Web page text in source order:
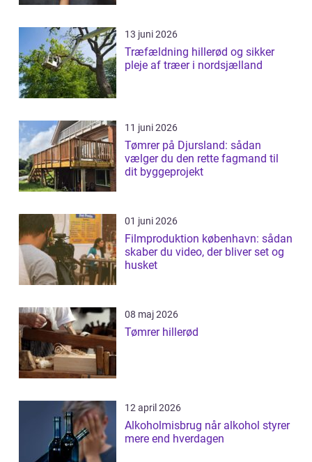
13 juni 2026
Træfældning hillerød og sikker
pleje af træer i nordsjælland
11 juni 2026
Tømrer på Djursland: sådan
vælger du den rette fagmand til
dit byggeprojekt
01 juni 2026
Filmproduktion københavn: sådan
skaber du video, der bliver set og
husket
08 maj 2026
Tømrer hillerød
12 april 2026
Alkoholmisbrug når alkohol styrer
mere end hverdagen